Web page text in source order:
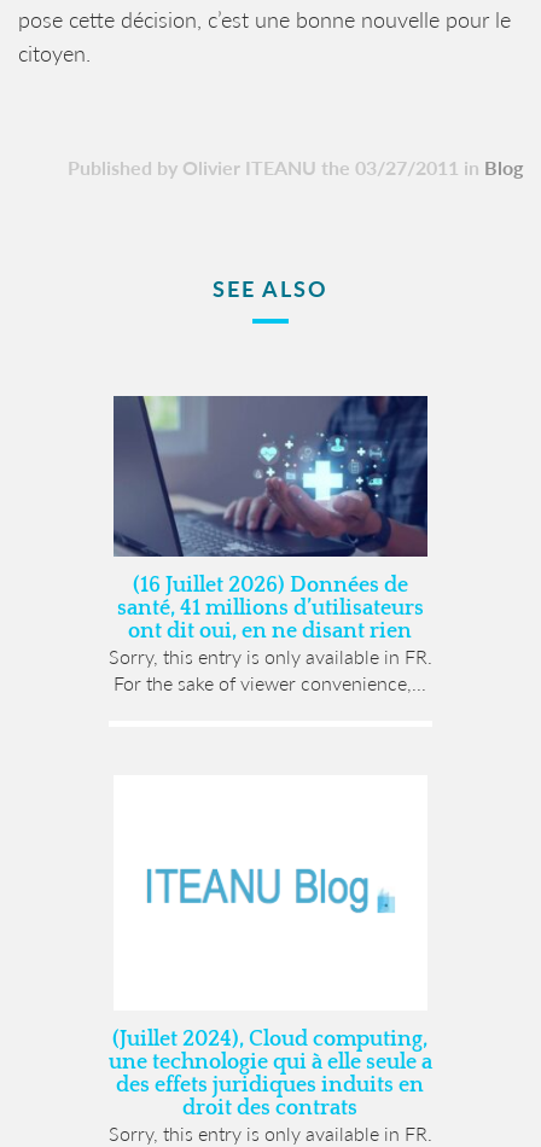
pose cette décision, c’est une bonne nouvelle pour le
citoyen.
Published by Olivier ITEANU the 03/27/2011 in Blog
SEE ALSO
(16 Juillet 2026) Données de
santé, 41 millions d’utilisateurs
ont dit oui, en ne disant rien
Sorry, this entry is only available in FR.
For the sake of viewer convenience,...
(Juillet 2024), Cloud computing,
une technologie qui à elle seule a
des effets juridiques induits en
droit des contrats
Sorry, this entry is only available in FR.